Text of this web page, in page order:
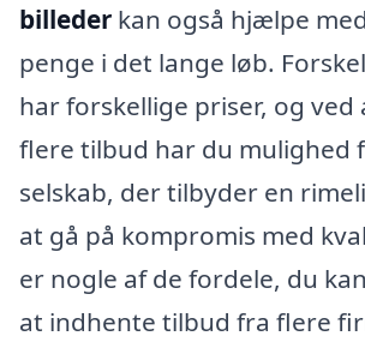
billeder kan også hjælpe
penge i det lange løb.
har forskellige priser, og
flere tilbud har du mulighed
selskab, der tilbyder en
at gå på kompromis med
er nogle af de fordele, du
at indhente tilbud fra flere